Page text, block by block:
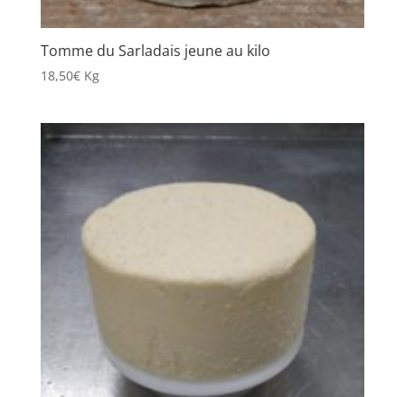
Tomme du Sarladais jeune au kilo
18,50€ Kg